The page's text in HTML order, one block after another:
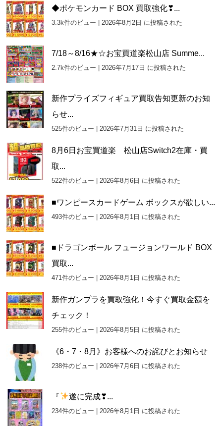
カ
イ
ブ
◆ポケモンカード BOX 買取強化❣...
3.3k件のビュー 2026年8月2日 に投稿された
7/18～8/16★☆お宝買道楽松山店 Summe...
2.7k件のビュー 2026年7月17日 に投稿された
新作プライズフィギュア買取告知更新のお知
らせ...
525件のビュー 2026年7月31日 に投稿された
8月6日お宝買道楽 松山店Switch2在庫・買
取...
522件のビュー 2026年8月6日 に投稿された
■ワンピースカードゲーム ボックスが欲しい...
493件のビュー 2026年8月1日 に投稿された
■ドラゴンボール フュージョンワールド BOX
買取...
471件のビュー 2026年8月1日 に投稿された
新作ガンプラを買取強化！今すぐ買取金額を
チェック！
255件のビュー 2026年8月5日 に投稿された
《6・7・8月》お客様へのお詫びとお知らせ
238件のビュー 2026年7月6日 に投稿された
『 遂に完成❣...
234件のビュー 2026年8月1日 に投稿された